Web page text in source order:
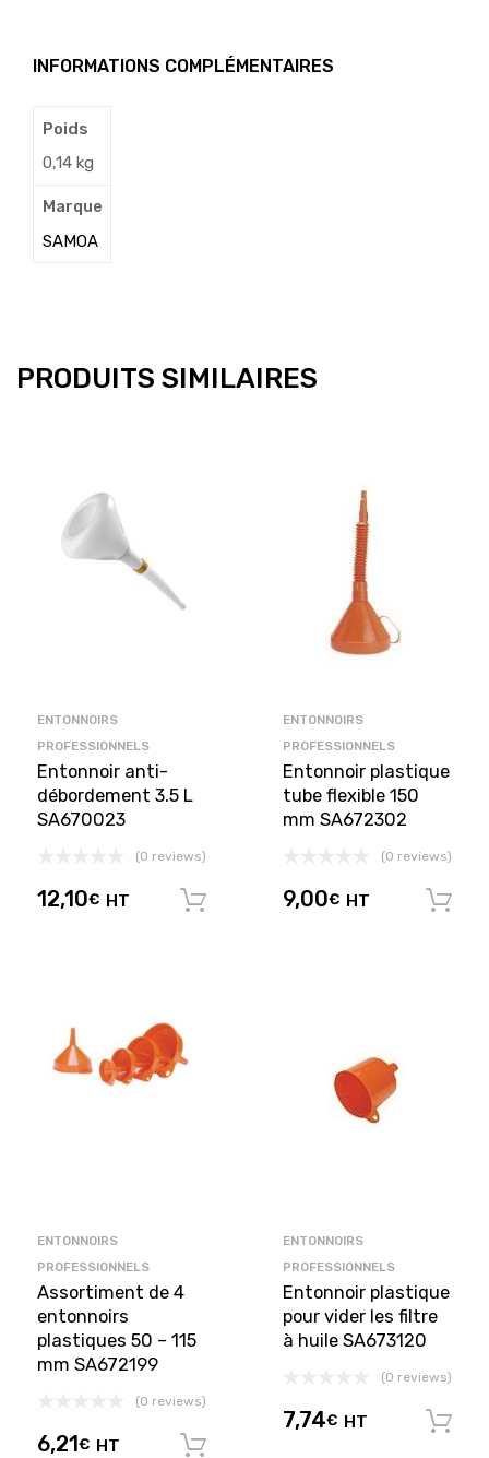
INFORMATIONS COMPLÉMENTAIRES
Poids
0,14 kg
Marque
SAMOA
PRODUITS SIMILAIRES
ENTONNOIRS
PROFESSIONNELS
Entonnoir anti-
débordement 3.5 L
SA670023
(0 reviews)
12,10€ HT Ajouter au panier
ENTONNOIRS
PROFESSIONNELS
Entonnoir plastique
tube flexible 150
mm SA672302
(0 reviews)
9,00€ HT
ENTONNOIRS
PROFESSIONNELS
Assortiment de 4
entonnoirs
plastiques 50 – 115
mm SA672199
(0 reviews)
6,21 € HT
ENTONNOIRS
PROFESSIONNELS
Entonnoir plastique
pour vider les filtre
à huile SA673120
(0 reviews)
7,74€ HT